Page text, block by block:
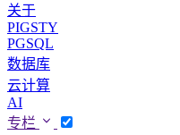
关于
PIGSTY
PGSQL
数据库
云计算
AI
专栏